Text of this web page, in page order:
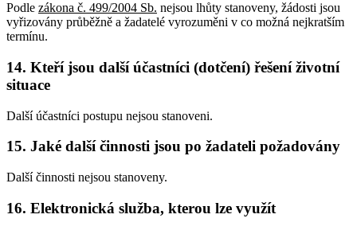
Podle zákona č. 499/2004 Sb. nejsou lhůty stanoveny, žádosti jsou
vyřizovány průběžně a žadatelé vyrozuměni v co možná nejkratším
termínu.
14. Kteří jsou další účastníci (dotčení) řešení životní
situace
Další účastníci postupu nejsou stanoveni.
15. Jaké další činnosti jsou po žadateli požadovány
Další činnosti nejsou stanoveny.
16. Elektronická služba, kterou lze využít